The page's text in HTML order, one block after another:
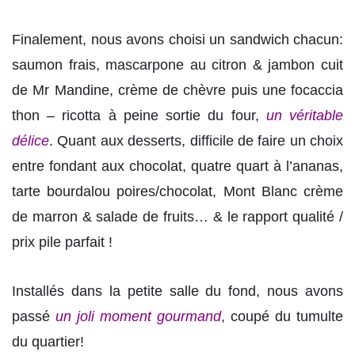
Finalement, nous avons choisi un sandwich chacun:
saumon frais, mascarpone au citron & jambon cuit
de Mr Mandine, crème de chèvre puis une focaccia
thon – ricotta à peine sortie du four, un véritable
délice. Quant aux desserts, difficile de faire un choix
entre fondant aux chocolat, quatre quart à l’ananas,
tarte bourdalou poires/chocolat, Mont Blanc crème
de marron & salade de fruits… & le rapport qualité /
prix pile parfait !
Installés dans la petite salle du fond, nous avons
passé un joli moment gourmand, coupé du tumulte
du quartier!